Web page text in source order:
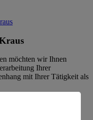
möchten wir Ihnen
Ihrer
mit Ihrer Tätigkeit als